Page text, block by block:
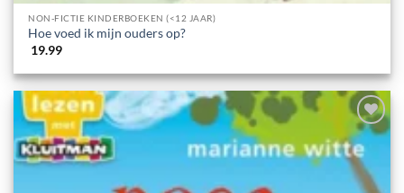
NON-FICTIE KINDERBOEKEN (<12 JAAR)
Hoe voed ik mijn ouders op?
19.99